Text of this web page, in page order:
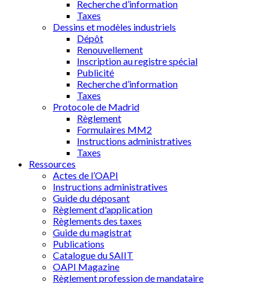
Recherche d’information
Taxes
Dessins et modèles industriels
Dépôt
Renouvellement
Inscription au registre spécial
Publicité
Recherche d’information
Taxes
Protocole de Madrid
Règlement
Formulaires MM2
Instructions administratives
Taxes
Ressources
Actes de l’OAPI
Instructions administratives
Guide du déposant
Règlement d'application
Règlements des taxes
Guide du magistrat
Publications
Catalogue du SAIIT
OAPI Magazine
Règlement profession de mandataire